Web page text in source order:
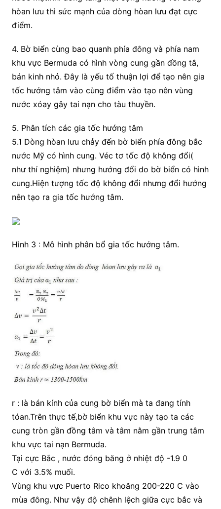
hòan lưu thì sức mạnh của dòng hòan lưu đạt cực
điểm.
4. Bờ biển cùng bao quanh phía đông và phía nam
khu vực Bermuda có hình vòng cung gần đồng tâ,
bán kinh nhỏ. Đây là yếu tố thuận lợi để tạo nên gia
tốc hướng tâm vào cùng điểm vào tạo nên vùng
nước xóay gây tai nạn cho tàu thuyền.
5. Phân tích các gia tốc hướng tâm
5.1 Dòng hòan lưu chảy đến bờ biển phía đông bắc
nước Mỹ có hình cung. Véc tơ tốc độ không đổi(
như thí nghiệm) nhưng hướng đổi do bờ biển có hình
cung.Hiện tượng tốc độ không đổi nhưng đổi hướng
nên tạo ra gia tốc hướng tâm.
Hình 3 : Mô hình phân bổ gia tốc hướng tâm.
r : là bán kính của cung bờ biển mà ta đang tính
tóan.Trên thực tế,bờ biển khu vực này tạo ta các
cung tròn gần đồng tâm và tâm nằm gần trung tâm
khu vực tai nạn Bermuda.
Tại cực Bắc , nước đóng băng ở nhiệt độ -1.9 0
C với 3.5% muối.
Vùng khu vực Puerto Rico khoãng 200-220 C vào
mùa đông. Như vậy độ chênh lệch giữa cực bắc và